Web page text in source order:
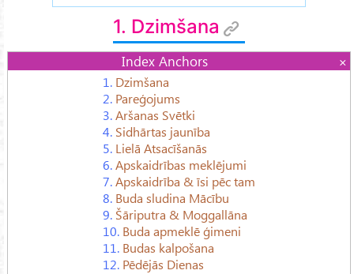
1. Dzimšana
Index Anchors
1. Dzimšana
2. Pareģojums
3.Aršanas Svētki
4. Sidhārtas jaunība
5. Lielā Atsacīšanās
6.Apskaidrības meklējumi
7.Apskaidrība & īsi pēc tam
8. Buda sludina Mācību
9. Šāriputra & Moggallāna
10. Buda apmeklē ģimeni
11. Budas kalpošana
12. Pēdējās Dienas